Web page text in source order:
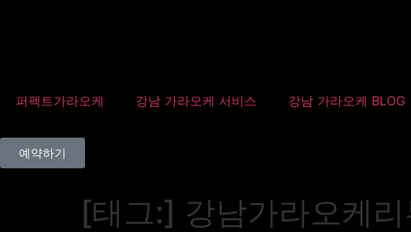
퍼펙트가라오케 강남 가라오케 서비스 강남 가라오케 BLOG
예약하기
[태그:] 강남가라오케리